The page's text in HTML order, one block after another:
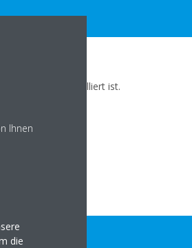
auf dem sie installiert ist.
Ihnen
die